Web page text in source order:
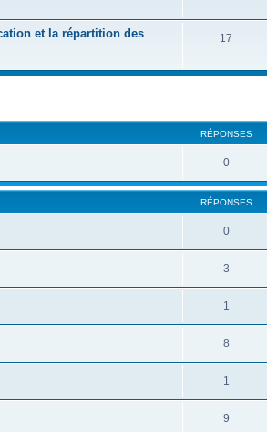
et la répartition des
17
RÉPONSES
0
RÉPONSES
0
3
1
8
1
9